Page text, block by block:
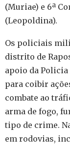
(Muriae) e 6ª
(Leopoldina).
Os policiais
distrito de
apoio da
para coibir
combate ao
arma de fogo,
tipo de crime.
em rodovias,